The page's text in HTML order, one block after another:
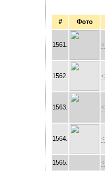
# Фото
1561. <
1562. <
1563. <
1564. <
1565. <